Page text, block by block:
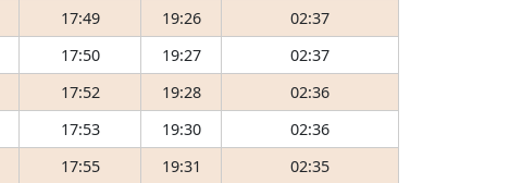
17:49 19:26
02:37
17:50 19:27
02:37
17:52 19:28
02:36
17:53 19:30
02:36
17:55 19:31
02:35